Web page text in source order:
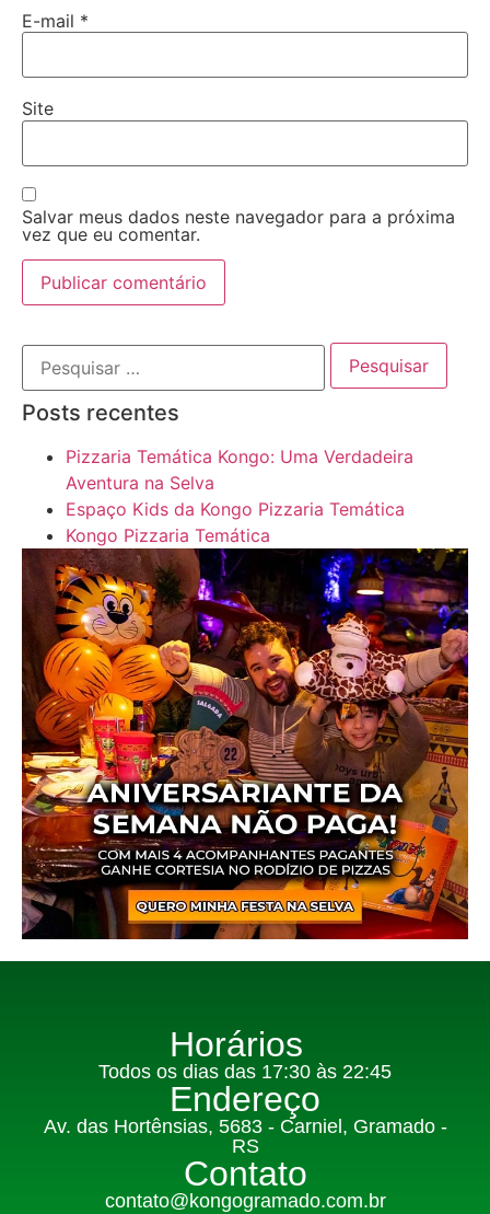
E-mail *
Site
Salvar meus dados neste navegador para a próxima
vez que eu comentar.
Posts recentes
Pizzaria Temática Kongo: Uma Verdadeira
Aventura na Selva
Espaço Kids da Kongo Pizzaria Temática
Kongo Pizzaria Temática
Horários
Todos os dias das 17:30 às 22:45
Endereço
Av. das Hortênsias, 5683 - Carniel, Gramado -
RS
Contato
contato@kongogramado.com.br